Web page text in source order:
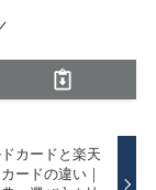
カードと楽天
ードの違い｜